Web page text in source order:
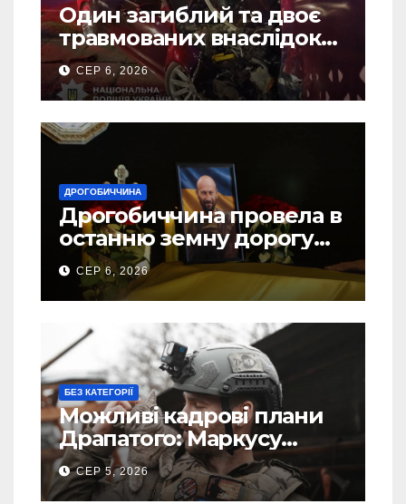
Один загиблий та двоє
травмованих внаслідок
ДТП на Самбірщині
СЕР 6, 2026
ДРОГОБИЧЧИНА
Дрогобиччина провела в
останню земну дорогу
свого Захисника – Олега
Торського
СЕР 6, 2026
БЕЗ КАТЕГОРІЇ
Можливі кадрові плани
Драпатого: Маркусу
пророкують важливу
посаду у ЗСУ
СЕР 5, 2026